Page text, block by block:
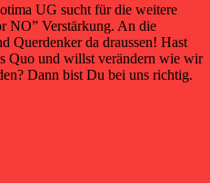
UG sucht für die weitere
NO” Verstärkung. An die
Querdenker da draussen! Hast
Quo und willst verändern wie wir
Dann bist Du bei uns richtig.